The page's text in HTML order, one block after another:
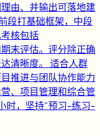
由、并输出可落地建
段打基础框架，中段
核包括
末评估。评分除正确
清晰度。 适合人群
推进与团队协作能力
、项目管理和综合管
时，坚持“预习-练习-